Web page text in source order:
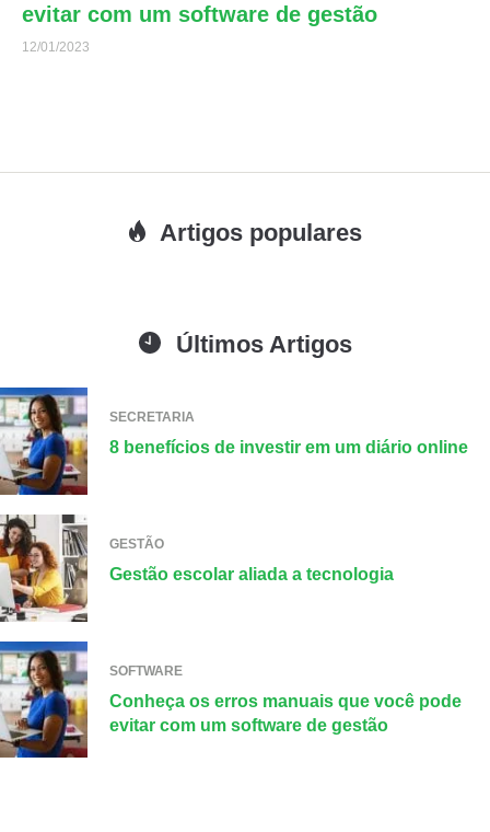
evitar com um software de gestão
12/01/2023
Artigos populares
Últimos Artigos
SECRETARIA
8 benefícios de investir em um diário online
GESTÃO
Gestão escolar aliada a tecnologia
SOFTWARE
Conheça os erros manuais que você pode
evitar com um software de gestão